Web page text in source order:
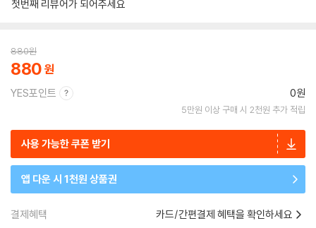
첫번째 리뷰어가 되어주세요
880원
880
YES포인트 0원
5만원 이상 구매 시 2천원 추가 적립
사용 가능한 쿠폰 받기
앱 다운 시 1천원 상품권
결제혜택 카드/간편결제 혜택을 확인하세요